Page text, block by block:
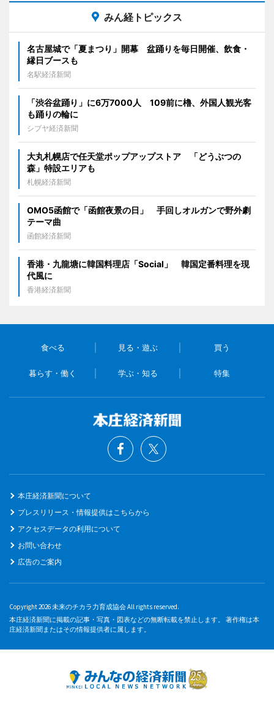
みん経トピックス
名古屋城で「夏まつり」開幕 盆踊りを毎日開催、飲食・
縁日ブースも
名駅経済新聞
「渋谷盆踊り」に6万7000人 109前に櫓、外国人観光客
も踊りの輪に
シブヤ経済新聞
大丸札幌店で任天堂ポップアップストア 「どうぶつの
森」特設エリアも
札幌経済新聞
OMO5函館で「函館夜景の日」 手回しオルガンで野外劇
テーマ曲
函館経済新聞
香港・九龍塘に韓国料理店「Social」 韓国定番料理を現
代風に
香港経済新聞
食べる 見る・遊ぶ 買う
暮らす・働く 学ぶ・知る 特集
本庄経済新聞について
プレスリリース・情報提供はこちらから
アクセスデータの利用について
お問い合わせ
広告のご案内
Copyright 2026 未来のチカラ力育成協会 All rights reserved.
本庄経済新聞に掲載の記事・写真・図表などの無断転載を禁止します。 著作権は本
庄経済新聞またはその情報提供者に属します。